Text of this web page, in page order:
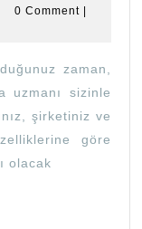
0 Comment |
zaman,
uzmanı sizinle
şirketiniz ve
göre
olacak